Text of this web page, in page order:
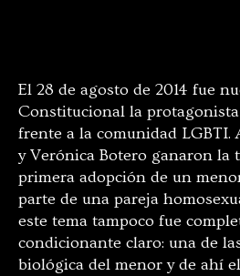
El 28 de agosto de 2014 fue
Constitucional la
frente a la comunidad LGBTI.
y Verónica Botero ganaron la
primera adopción de un
parte de una pareja
este tema tampoco fue
condicionante claro: una de
biológica del menor y de ahí